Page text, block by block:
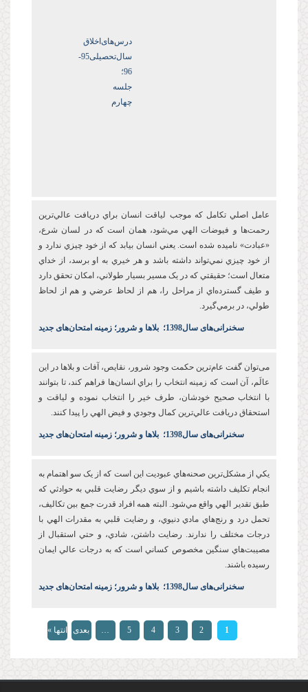
درس‌های‌اخلاق
سال‌تحصیلی‌95-
96؛
جلسه
چهارم
عامل اصلي تکامل که موجب لياقت انسان براي دريافت عالي‌ترين
رحمت‌ها و فيوضات الهي مي‌شود، همان است که در لسان شرع،
«عبادت» ناميده شده است. يعني انسان بيابد که از خود چيزي ندارد و
از خود چيزي نمي‌تواند داشته باشد و هر خيري به او برسد، از خداي
متعال است؛ حقيقتي که در يک مسير بسيار طولاني، امکان تحقق دارد
و طيف گسترده‌اي از مراحل را، هم از لحاظ عرضي و هم از لحاظ
طولي، در برمي‌گيرد.
سخنرانی‌های سال1398 ؛ بلاها و شرور؛ زمینه امتحان‌های جدید
می‌توان گفت عام‌ترين حکمت وجود شرور، نقايص، آفات و بلاها در اين
عالَم، آن است که زمينه انتخاب را براي انسان‌ها فراهم کند، تا بتوانند
با انتخاب صحيح خودشان، طرف خير را انتخاب نموده و لياقت و
استحقاق دريافت عالي‌ترين کمال وجودي و فيض الهي را پيدا کنند.
سخنرانی‌های سال1398 ؛ بلاها و شرور؛ زمینه امتحان‌های جدید
يکي از مشکل‌ترين صحنه‌هاي عبوديت این است که از يک سو اهتمام به
انجام تکليف داشته باشيم و از سوي ديگر رضايت قلبي به حوادثي که
طبق تقدير الهي واقع مي‌شود. البته همه افراد قدرت جمع بين تکاليف،
تحمل درد و رنج‌هاي مادي دنيوي، و رضايت قلبي به مقدرات الهي با
درجات مختلف را ندارند. رضايت‌ داشتن، شادي، و حتي استقبال از
مصيبت‌هاي سنگين مخصوص کساني است که به درجات عالي ايمان
رسيده باشند.
سخنرانی‌های سال1398 ؛ بلاها و شرور؛ زمینه امتحان‌های جدید
صفحه‌ها1
2
3
4
5
… بعدی انتها »